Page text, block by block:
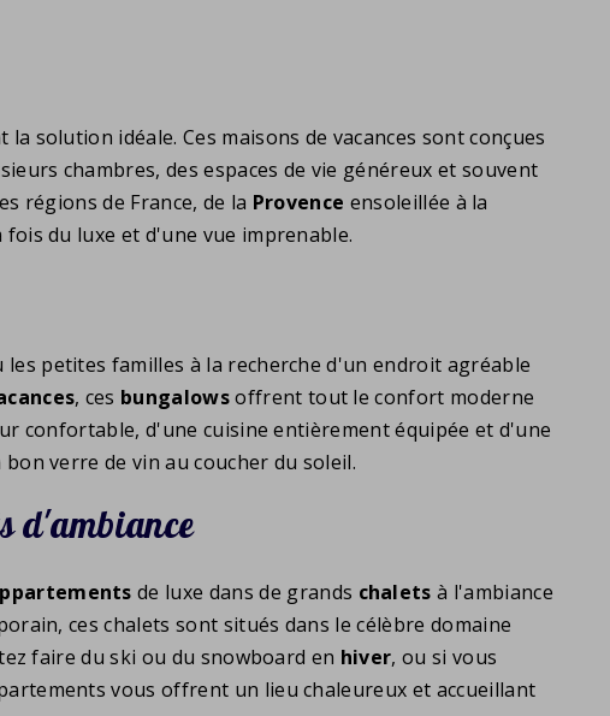
la solution idéale. Ces maisons de vacances sont conçues
chambres, des espaces de vie généreux et souvent
régions de France, de la Provence ensoleillée à la
du luxe et d'une vue imprenable.
petites familles à la recherche d'un endroit agréable
, ces bungalowsoffrent tout le confort moderne
confortable, d'une cuisine entièrement équipée et d'une
verre de vin au coucher du soleil.
d'ambiance
de luxe dans de grands chalets à l'ambiance
ces chalets sont situés dans le célèbre domaine
faire du ski ou du snowboard en hiver, ou si vous
vous offrent un lieu chaleureux et accueillant